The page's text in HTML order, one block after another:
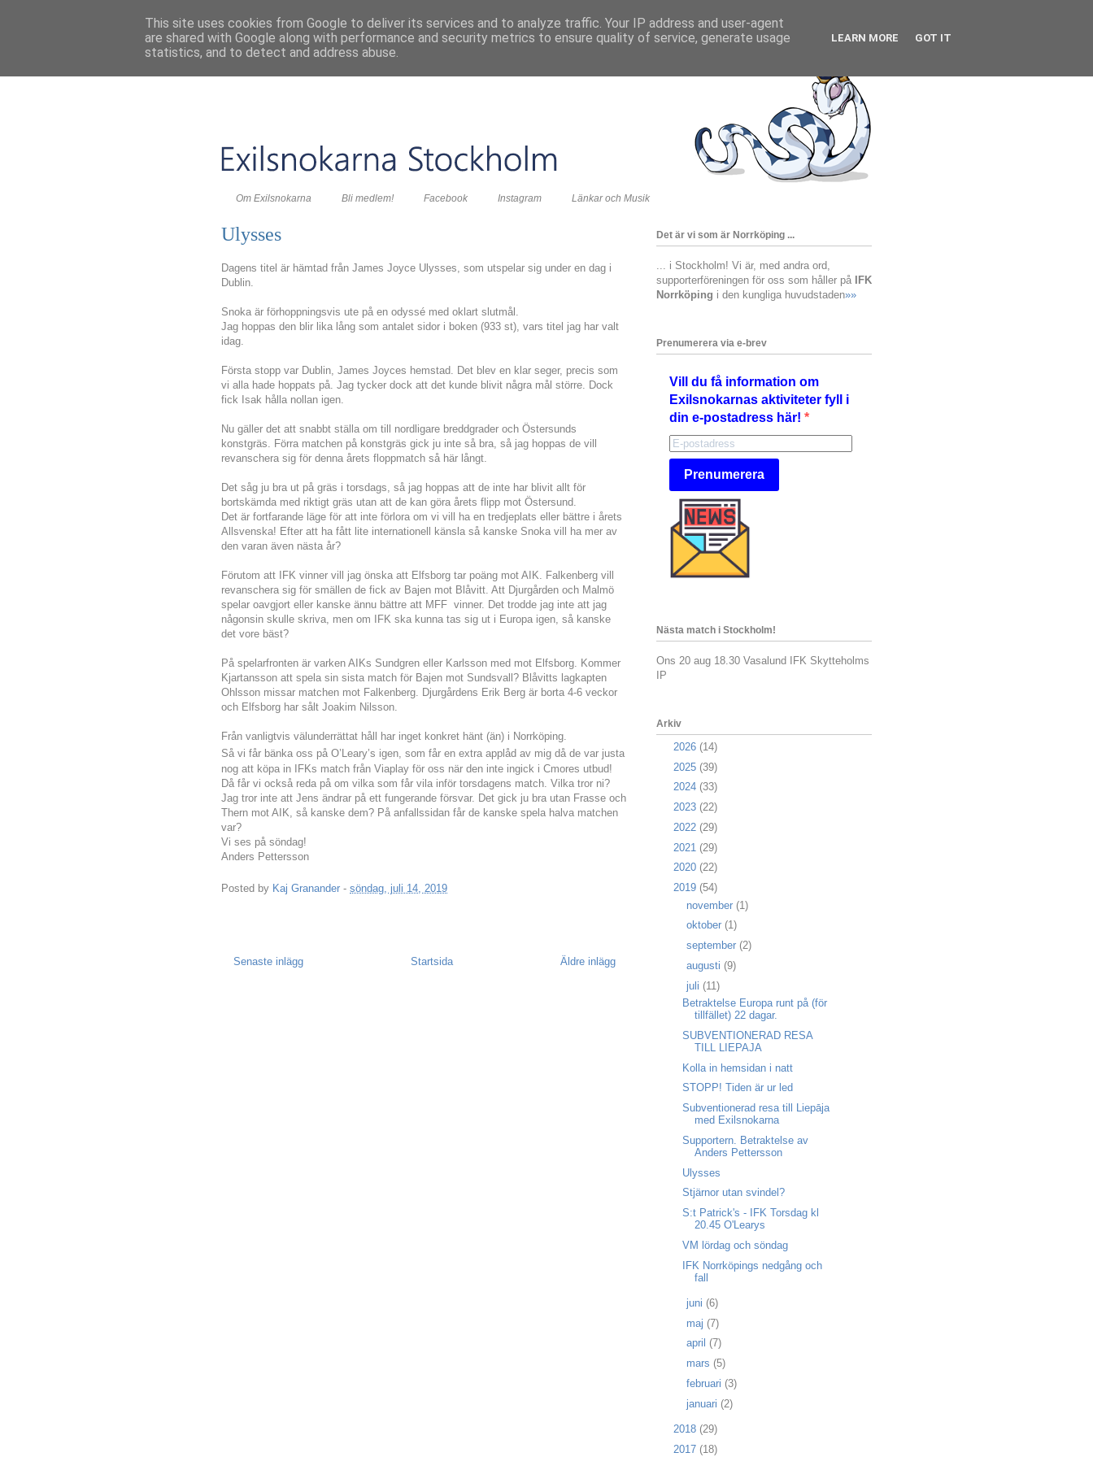
Om Exilsnokarna Bli medlem! Facebook Instagram Länkar och Musik
Ulysses
Dagens titel är hämtad från James Joyce Ulysses, som utspelar sig under en dag i
Dublin.
Snoka är förhoppningsvis ute på en odyssé med oklart slutmål.
Jag hoppas den blir lika lång som antalet sidor i boken (933 st), vars titel jag har valt
idag.
Första stopp var Dublin, James Joyces hemstad. Det blev en klar seger, precis som
vi alla hade hoppats på. Jag tycker dock att det kunde blivit några mål större. Dock
fick Isak hålla nollan igen.
Nu gäller det att snabbt ställa om till nordligare breddgrader och Östersunds
konstgräs. Förra matchen på konstgräs gick ju inte så bra, så jag hoppas de vill
revanschera sig för denna årets floppmatch så här långt.
Det såg ju bra ut på gräs i torsdags, så jag hoppas att de inte har blivit allt för
bortskämda med riktigt gräs utan att de kan göra årets flipp mot Östersund.
Det är fortfarande läge för att inte förlora om vi vill ha en tredjeplats eller bättre i årets
Allsvenska! Efter att ha fått lite internationell känsla så kanske Snoka vill ha mer av
den varan även nästa år?
Förutom att IFK vinner vill jag önska att Elfsborg tar poäng mot AIK. Falkenberg vill
revanschera sig för smällen de fick av Bajen mot Blåvitt. Att Djurgården och Malmö
spelar oavgjort eller kanske ännu bättre att MFF vinner. Det trodde jag inte att jag
någonsin skulle skriva, men om IFK ska kunna tas sig ut i Europa igen, så kanske
det vore bäst?
På spelarfronten är varken AIKs Sundgren eller Karlsson med mot Elfsborg. Kommer
Kjartansson att spela sin sista match för Bajen mot Sundsvall? Blåvitts lagkapten
Ohlsson missar matchen mot Falkenberg. Djurgårdens Erik Berg är borta 4-6 veckor
och Elfsborg har sålt Joakim Nilsson.
Från vanligtvis välunderrättat håll har inget konkret hänt (än) i Norrköping.
Så vi får bänka oss på O’Leary’s igen, som får en extra applåd av mig då de var justa
nog att köpa in IFKs match från Viaplay för oss när den inte ingick i Cmores utbud!
Då får vi också reda på om vilka som får vila inför torsdagens match. Vilka tror ni?
Jag tror inte att Jens ändrar på ett fungerande försvar. Det gick ju bra utan Frasse och
Thern mot AIK, så kanske dem? På anfallssidan får de kanske spela halva matchen
var?
Vi ses på söndag!
Anders Pettersson
Posted by Kaj Granander - söndag, juli 14, 2019
Senaste inlägg Äldre inlägg
Startsida
Det är vi som är Norrköping ...
... i Stockholm! Vi är, med andra ord,
supporterföreningen för oss som håller på
IFK
Norrköping i den kungliga huvudstaden»»
Prenumerera via e-brev
Vill du få information om
Exilsnokarnas aktiviteter fyll i
din e-postadress här!
Prenumerera
Nästa match i Stockholm!
Ons 20 aug 18.30 Vasalund IFK Skytteholms
IP
Arkiv
2026 (14)
2025 (39)
2024 (33)
2023 (22)
2022 (29)
2021 (29)
2020 (22)
2019 (54)
november (1)
oktober (1)
september (2)
augusti (9)
juli (11)
Betraktelse Europa runt på (för
tillfället) 22 dagar.
SUBVENTIONERAD RESA
TILL LIEPAJA
Kolla in hemsidan i natt
STOPP! Tiden är ur led
Subventionerad resa till Liepāja
med Exilsnokarna
Supportern. Betraktelse av
Anders Pettersson
Ulysses
Stjärnor utan svindel?
S:t Patrick's - IFK Torsdag kl
20.45 O'Learys
VM lördag och söndag
IFK Norrköpings nedgång och
fall
juni (6)
maj (7)
april (7)
mars (5)
februari (3)
januari (2)
2018 (29)
2017 (18)
This site uses cookies from Google to deliver its services and to analyze traffic. Your IP address and user-agent
are shared with Google along with performance and security metrics to ensure quality of service, generate usage
statistics, and to detect and address abuse.
LEARN MORE GOT IT